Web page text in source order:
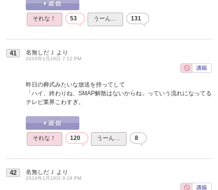
それな！ 53 うーん… 131
41 名無しだＪ より
2016年1月19日 7:12 PM
昨日の葬式みたいな放送を持ってして
「ハイ、終わりね、SMAP解散はないからね」っていう流れになってる
テレビ業界こわすぎ。
それな！ 120 うーん… 8
42 名無しだＪ より
2016年1月19日 9:18 PM